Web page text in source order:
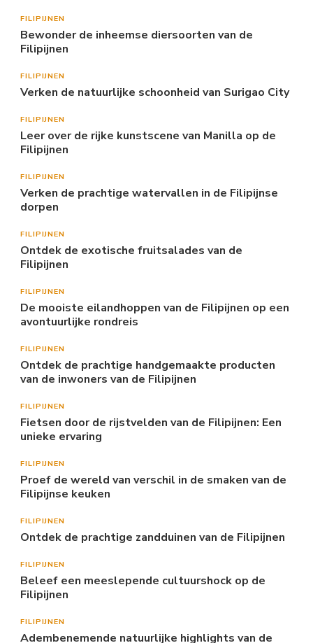
FILIPIJNEN
Bewonder de inheemse diersoorten van de
Filipijnen
FILIPIJNEN
Verken de natuurlijke schoonheid van Surigao City
FILIPIJNEN
Leer over de rijke kunstscene van Manilla op de
Filipijnen
FILIPIJNEN
Verken de prachtige watervallen in de Filipijnse
dorpen
FILIPIJNEN
Ontdek de exotische fruitsalades van de
Filipijnen
FILIPIJNEN
De mooiste eilandhoppen van de Filipijnen op een
avontuurlijke rondreis
FILIPIJNEN
Ontdek de prachtige handgemaakte producten
van de inwoners van de Filipijnen
FILIPIJNEN
Fietsen door de rijstvelden van de Filipijnen: Een
unieke ervaring
FILIPIJNEN
Proef de wereld van verschil in de smaken van de
Filipijnse keuken
FILIPIJNEN
Ontdek de prachtige zandduinen van de Filipijnen
FILIPIJNEN
Beleef een meeslepende cultuurshock op de
Filipijnen
FILIPIJNEN
Adembenemende natuurlijke highlights van de